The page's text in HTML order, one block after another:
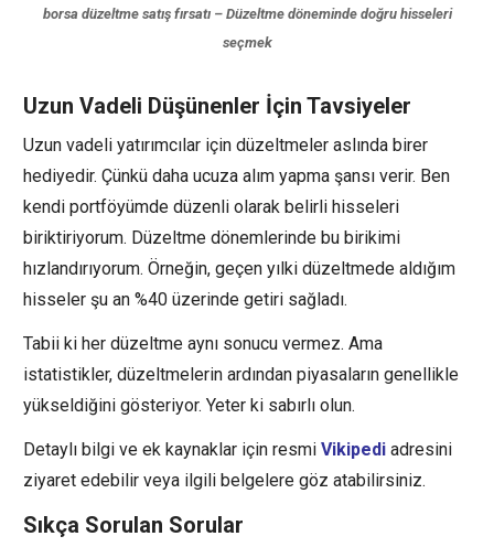
borsa düzeltme satış fırsatı – Düzeltme döneminde doğru hisseleri
seçmek
Uzun Vadeli Düşünenler İçin Tavsiyeler
Uzun vadeli yatırımcılar için düzeltmeler aslında birer
hediyedir. Çünkü daha ucuza alım yapma şansı verir. Ben
kendi portföyümde düzenli olarak belirli hisseleri
biriktiriyorum. Düzeltme dönemlerinde bu birikimi
hızlandırıyorum. Örneğin, geçen yılki düzeltmede aldığım
hisseler şu an %40 üzerinde getiri sağladı.
Tabii ki her düzeltme aynı sonucu vermez. Ama
istatistikler, düzeltmelerin ardından piyasaların genellikle
yükseldiğini gösteriyor. Yeter ki sabırlı olun.
Detaylı bilgi ve ek kaynaklar için resmi Vikipedi adresini
ziyaret edebilir veya ilgili belgelere göz atabilirsiniz.
Sıkça Sorulan Sorular